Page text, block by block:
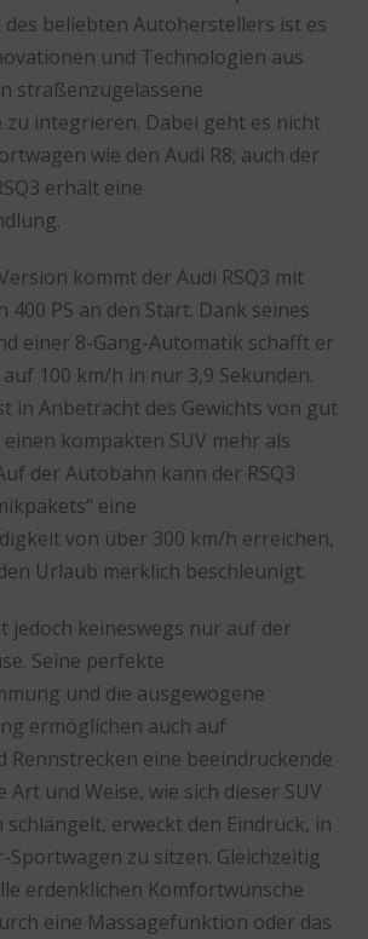
beliebten Autoherstellers ist es
und Technologien aus
straßenzugelassene
zu integrieren. Dabei geht es nicht
wie den Audi R8; auch der
erhält eine
kommt der Audi RSQ3 mit
400 PS an den Start. Dank seines
einer 8-Gang-Automatik schafft er
100 km/h in nur 3,9 Sekunden.
in Anbetracht des Gewichts von gut
kompakten SUV mehr als
der Autobahn kann der RSQ3
eine
von über 300 km/h erreichen,
Urlaub merklich beschleunigt.
jedoch keineswegs nur auf der
Seine perfekte
und die ausgewogene
ermöglichen auch auf
Rennstrecken eine beeindruckende
Art und Weise, wie sich dieser SUV
schlängelt, erweckt den Eindruck, in
Sportwagen zu sitzen. Gleichzeitig
erdenklichen Komfortwünsche
eine Massagefunktion oder das